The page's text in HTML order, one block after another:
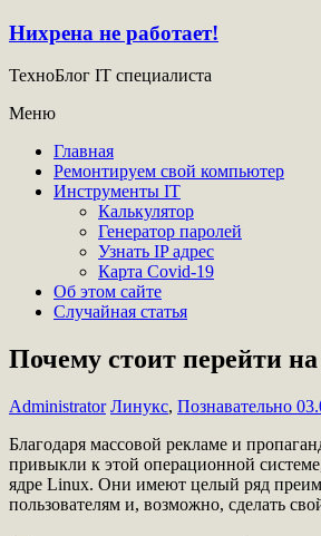
Нихрена не работает!
ТехноБлог IT специалиста
Меню
Главная
Ремонтируем свой компьютер
Инструменты IT
Калькулятор
Генератор паролей
Узнать IP адрес
Карта Covid-19
Об этом сайте
Случайная статья
Почему стоит перейти
Administrator Линукс, Познавательно
Благодаря массовой рекламе и
привыкли к этой операционной
ядре Linux. Они имеют целый ряд
пользователям и, возможно, сделать